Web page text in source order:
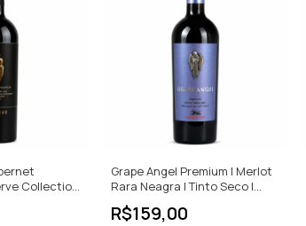
Collection
750ml
Grape Angel Premium | Merlot
Rara Neagra | Tinto Seco |
750ml
R$159,00